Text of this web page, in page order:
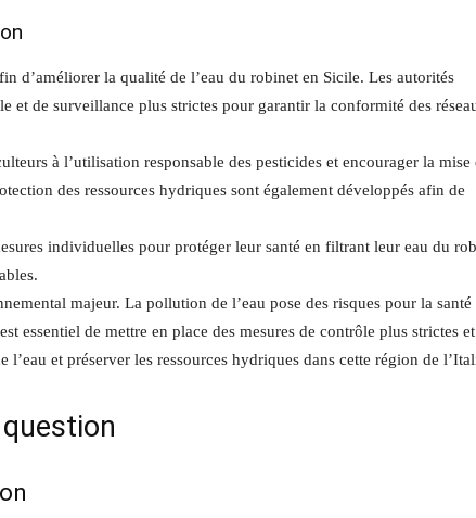
d’améliorer la qualité de l’eau du robinet en Sicile. Les autorités
et de surveillance plus strictes pour garantir la conformité des
à l’utilisation responsable des pesticides et encourager la mise
des ressources hydriques sont également développés afin de
individuelles pour protéger leur santé en filtrant leur eau du
majeur. La pollution de l’eau pose des risques pour la santé
essentiel de mettre en place des mesures de contrôle plus strictes
et préserver les ressources hydriques dans cette région de